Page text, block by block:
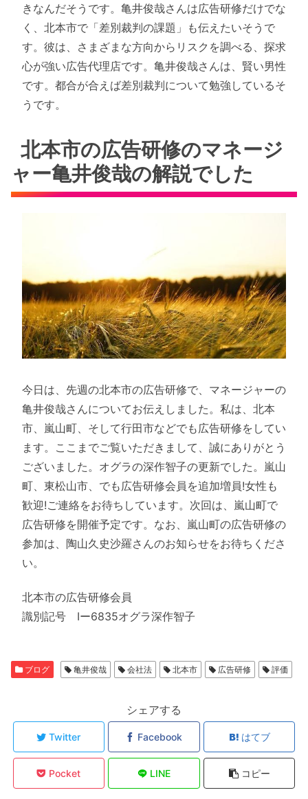
きなんだそうです。亀井俊哉さんは広告研修だけでな
く、北本市で「差別裁判の課題」も伝えたいそうで
す。彼は、さまざまな方向からリスクを調べる、探求
心が強い広告代理店です。亀井俊哉さんは、賢い男性
です。都合が合えば差別裁判について勉強しているそ
うです。
北本市の広告研修のマネージ
ャー亀井俊哉の解説でした
今日は、先週の北本市の広告研修で、マネージャーの
亀井俊哉さんについてお伝えしました。私は、北本
市、嵐山町、そして行田市などでも広告研修をしてい
ます。ここまでご覧いただきまして、誠にありがとう
ございました。オグラの深作智子の更新でした。嵐山
町、東松山市、でも広告研修会員を追加増員!女性も
歓迎!ご連絡をお待ちしています。次回は、嵐山町で
広告研修を開催予定です。なお、嵐山町の広告研修の
参加は、陶山久史沙羅さんのお知らせをお待ちくださ
い。
北本市の広告研修会員
識別記号 Iー6835オグラ深作智子
ブログ 亀井俊哉 会社法 北本市 広告研修 評価
シェアする
Twitter Facebook はてブ
Pocket LINE コピー